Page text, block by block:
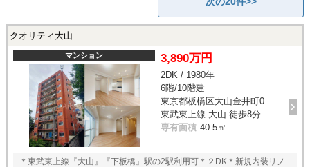
クオリティ大山
マンション 3,890万円
2DK / 1980年
6階/10階建
東京都板橋区大山金井町0
東武東上線 大山 徒歩8分
専有面積 40.5㎡
＊東武東上線『大山』『下板橋』駅の2駅利用可＊２DK＊新規内装リノ